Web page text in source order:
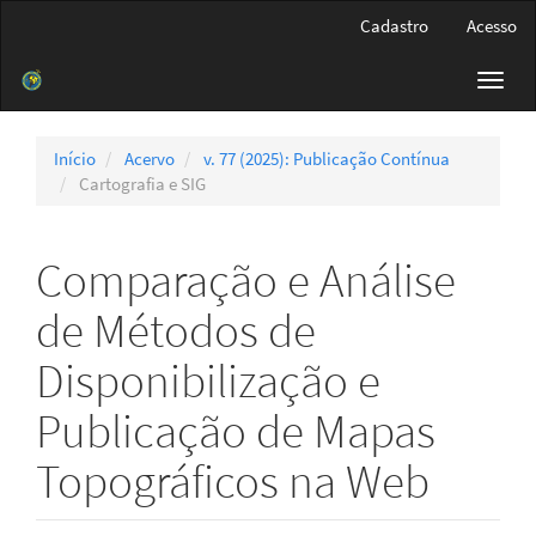
Barra
Cadastro Acesso
Início Acervo
v. 77 (2025): Publicação Contínua
Cartografia e SIG
Comparação e Análise
de Métodos de
Disponibilização e
Publicação de Mapas
Topográficos na Web